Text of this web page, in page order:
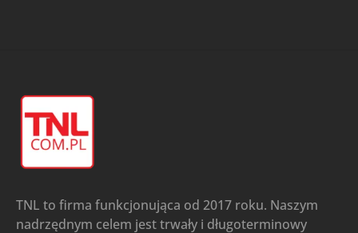
TNL to firma funkcjonująca od 2017 roku. Naszym
nadrzędnym celem jest trwały i długoterminowy